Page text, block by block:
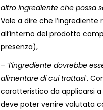
altro ingrediente che possa
Vale a dire che
all’interno del prodotto
presenza),
– ‘l’ingrediente dovrebbe
alimentare di cui trattasi’.
caratteristico da applicarsi
deve poter venire valutata